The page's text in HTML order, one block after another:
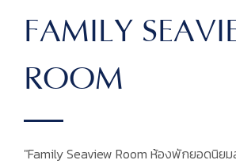
FAMILY
ROOM
"Family Seaview Room ห้องพักยอดนิย